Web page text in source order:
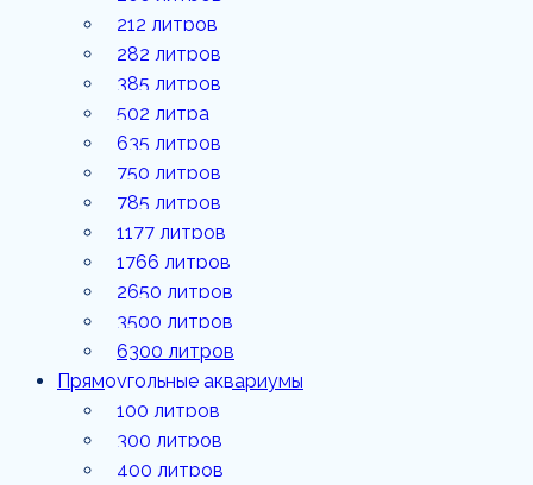
1177
1766
литров
2650
литров
3500
литров
6300
литров
212 литров
282 литров
385 литров
502 литра
635 литров
750 литров
785 литров
1177 литров
1766 литров
2650 литров
3500 литров
6300 литров
Прямоугольные аквариумы
100 литров
300 литров
400 литров